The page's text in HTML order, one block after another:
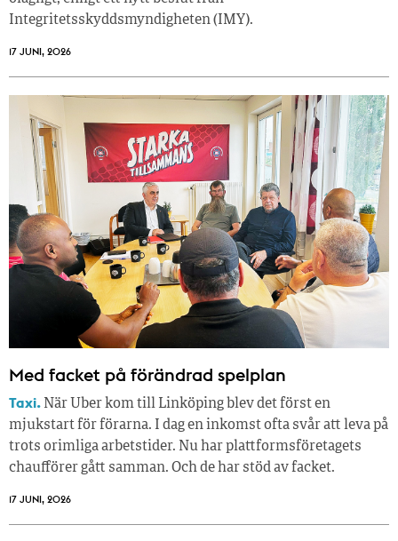
Integritetsskyddsmyndigheten (IMY).
17 JUNI, 2026
Med facket på förändrad spelplan
Taxi. När Uber kom till Linköping blev det först en
mjukstart för förarna. I dag en inkomst ofta svår att leva på
trots orimliga arbetstider. Nu har plattformsföretagets
chaufförer gått samman. Och de har stöd av facket.
17 JUNI, 2026